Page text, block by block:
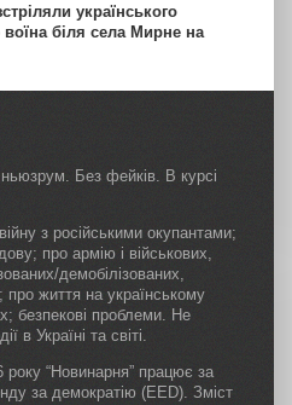
українського
біля села Мирне на
ньюзрум. Без фейків. В курсі
з російськими окупантами;
про армію і військових,
демобілізованих,
про життя на українському
безпекові проблеми. Не
в Україні та світі.
“Новинарня” працює за
за демократію (EED). Зміст